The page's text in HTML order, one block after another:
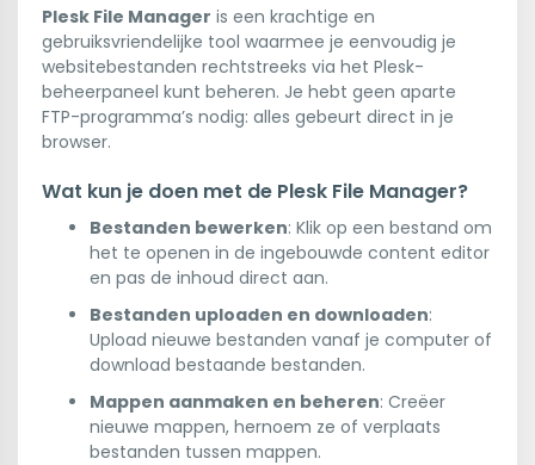
Plesk File Manager is een krachtige en
gebruiksvriendelijke tool waarmee je eenvoudig je
websitebestanden rechtstreeks via het Plesk-
beheerpaneel kunt beheren. Je hebt geen aparte
FTP-programma’s nodig: alles gebeurt direct in je
browser.
Wat kun je doen met de Plesk File Manager?
Bestanden bewerken: Klik op een bestand om
het te openen in de ingebouwde content editor
en pas de inhoud direct aan.
Bestanden uploaden en downloaden:
Upload nieuwe bestanden vanaf je computer of
download bestaande bestanden.
Mappen aanmaken en beheren: Creëer
nieuwe mappen, hernoem ze of verplaats
bestanden tussen mappen.